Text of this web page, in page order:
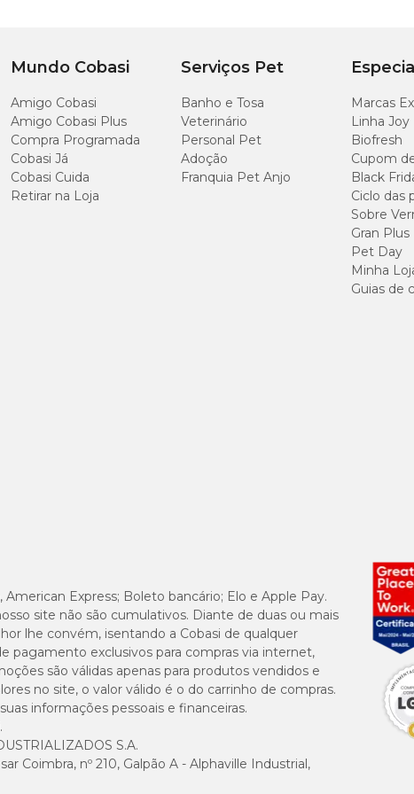
impedindo o acesso à escadas, cozinhas ou outros locais que
com parafuso em em aço, PVC e PP HOMO.
Mundo Cobasi
Amigo Cobasi
Amigo Cobasi Plus
Compra Programada
Cobasi Já
Cobasi Cuida
Retirar na Loja
Serviços Pet
Banho e Tosa
Veterinário
Personal Pet
Adoção
Franquia Pet Anjo
Marcas
Linha Joy
Biofresh
Cupom
Black
Ciclo das
Sobre
Gran Plus
Pet Day
Minha
Guias de
American Express; Boleto bancário; Elo e Apple Pay.
site não são cumulativos. Diante de duas ou mais
lhe convém, isentando a Cobasi de qualquer
pagamento exclusivos para compras via internet,
são válidas apenas para produtos vendidos e
no site, o valor válido é o do carrinho de compras.
informações pessoais e financeiras.
S.A.
Coimbra, nº 210, Galpão A - Alphaville Industrial,